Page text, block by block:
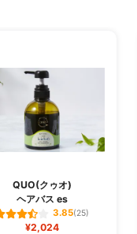
QUO(クゥオ)
ヘアバス es
3.85(25)
¥2,024